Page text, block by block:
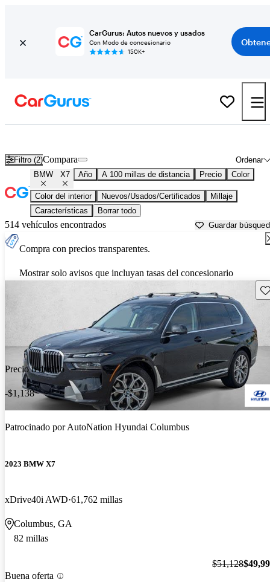
CarGurus: Autos nuevos y usados
Con Modo de concesionario
150K+
Filtro (2) Ordenar
Compara
BMW X7 Año A 100 millas de distancia Precio Color
Color del interior Nuevos/Usados/Certificados
Millaje
Características
Borrar todo
514 vehículos encontrados Guardar
Compra con precios transparentes.
Mostrar solo avisos que incluyan tasas del concesionario
Precio reducido
-$1,138
Patrocinado porAutoNation Hyundai Columbus
2023 BMW X7
xDrive40i AWD 61,762 millas
Columbus, GA
82 millas
Buena oferta
$51,128